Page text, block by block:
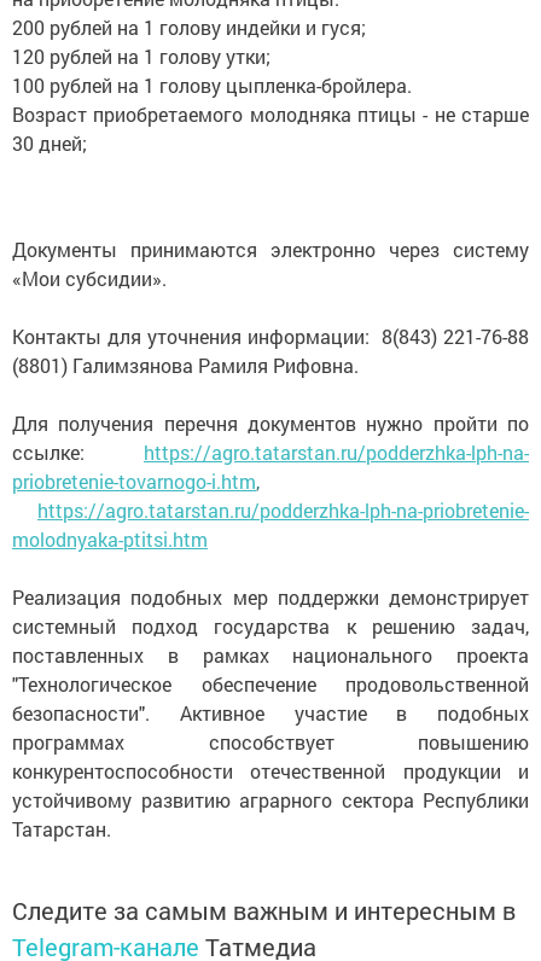
200 рублей на 1 голову индейки и гуся;
120 рублей на 1 голову утки;
100 рублей на 1 голову цыпленка-бройлера.
Возраст приобретаемого молодняка птицы - не старше
30 дней;
Документы принимаются электронно через систему
«Мои субсидии».
Контакты для уточнения информации: 8(843) 221-76-88
(8801) Галимзянова Рамиля Рифовна.
Для получения перечня документов нужно пройти по
ссылке: https://agro.tatarstan.ru/podderzhka-lph-na-
priobretenie-tovarnogo-i.htm,
https://agro.tatarstan.ru/podderzhka-lph-na-priobretenie-
molodnyaka-ptitsi.htm
Реализация подобных мер поддержки демонстрирует
системный подход государства к решению задач,
поставленных в рамках национального проекта
"Технологическое обеспечение продовольственной
безопасности". Активное участие в подобных
программах способствует повышению
конкурентоспособности отечественной продукции и
устойчивому развитию аграрного сектора Республики
Татарстан.
Следите за самым важным и интересным в
Telegram-канале Татмедиа